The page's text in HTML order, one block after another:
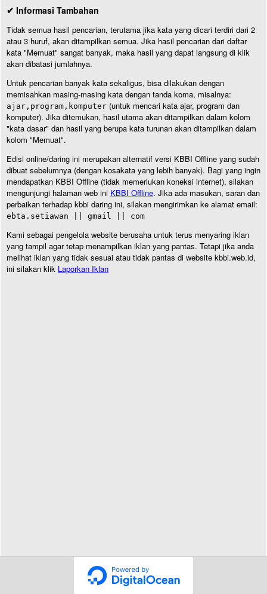
✔ Informasi Tambahan
Tidak semua hasil pencarian, terutama jika kata yang dicari terdiri dari 2
atau 3 huruf, akan ditampilkan semua. Jika hasil pencarian dari daftar
kata "Memuat" sangat banyak, maka hasil yang dapat langsung di klik
akan dibatasi jumlahnya.
Untuk pencarian banyak kata sekaligus, bisa dilakukan dengan
memisahkan masing-masing kata dengan tanda koma, misalnya:
ajar,program,komputer (untuk mencari kata ajar, program dan
komputer). Jika ditemukan, hasil utama akan ditampilkan dalam kolom
"kata dasar" dan hasil yang berupa kata turunan akan ditampilkan dalam
kolom "Memuat".
Edisi online/daring ini merupakan alternatif versi KBBI Offline yang sudah
dibuat sebelumnya (dengan kosakata yang lebih banyak). Bagi yang ingin
mendapatkan KBBI Offline (tidak memerlukan koneksi internet), silakan
mengunjungi halaman web ini KBBI Offline. Jika ada masukan, saran dan
perbaikan terhadap kbbi daring ini, silakan mengirimkan ke alamat email:
ebta.setiawan || gmail || com
Kami sebagai pengelola website berusaha untuk terus menyaring iklan
yang tampil agar tetap menampilkan iklan yang pantas. Tetapi jika anda
melihat iklan yang tidak sesuai atau tidak pantas di website kbbi.web.id,
ini silakan klik Laporkan Iklan